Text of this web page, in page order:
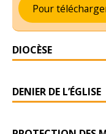
Pour
DIOCÈSE
DENIER DE L’ÉGLISE